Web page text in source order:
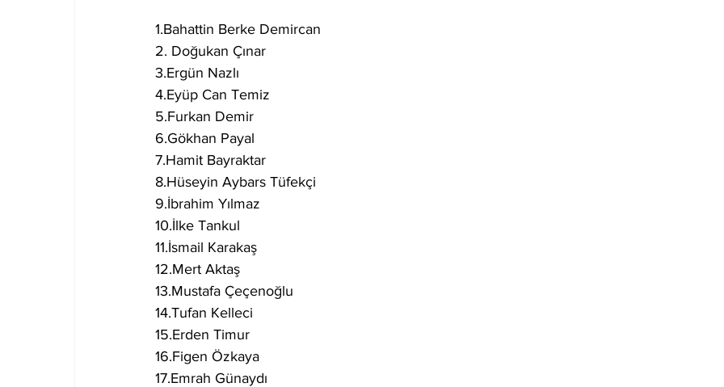
1.Bahattin Berke Demircan
2. Doğukan Çınar
3.Ergün Nazlı
4.Eyüp Can Temiz
5.Furkan Demir
6.Gökhan Payal
7.Hamit Bayraktar
8.Hüseyin Aybars Tüfekçi
9.İbrahim Yılmaz
10.İlke Tankul
11.İsmail Karakaş
12.Mert Aktaş
13.Mustafa Çeçenoğlu
14.Tufan Kelleci
15.Erden Timur
16.Figen Özkaya
17.Emrah Günaydı